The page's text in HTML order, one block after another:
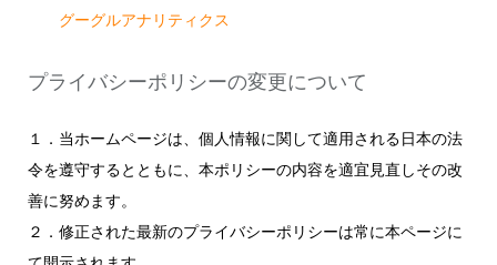
グーグルアナリティクス
プライバシーポリシーの変更について
１．当ホームページは、個人情報に関して適用される日本の法
令を遵守するとともに、本ポリシーの内容を適宜見直しその改
善に努めます。
２．修正された最新のプライバシーポリシーは常に本ページに